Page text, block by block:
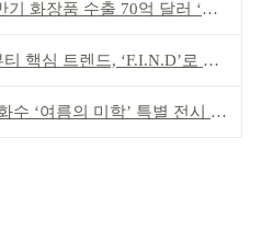
화장품 수출 70억 달러 ‘역대 최고’
핵심 트렌드, ‘F.I.N.D’로 읽는다
‘여름의 미학’ 특별 전시 개최